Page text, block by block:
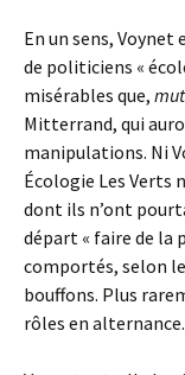
En un sens,
de politiciens «
misérables que,
Mitterrand, qui
manipulations. Ni
Écologie Les Verts
dont ils n’ont
départ « faire de
comportés, selon
bouffons. Plus
rôles en alternance.